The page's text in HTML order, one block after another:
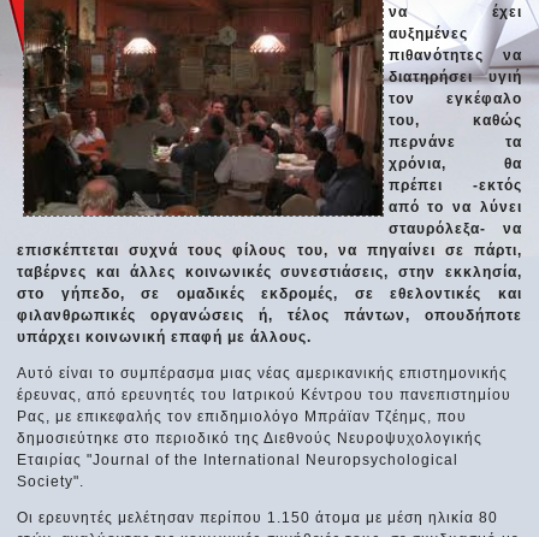
να έχει
αυξημένες
πιθανότητες να
διατηρήσει υγιή
τον εγκέφαλο
του, καθώς
περνάνε τα
χρόνια, θα
πρέπει -εκτός
από το να λύνει
σταυρόλεξα- να
επισκέπτεται συχνά τους φίλους του, να πηγαίνει σε πάρτι,
ταβέρνες και άλλες κοινωνικές συνεστιάσεις, στην εκκλησία,
στο γήπεδο, σε ομαδικές εκδρομές, σε εθελοντικές και
φιλανθρωπικές οργανώσεις ή, τέλος πάντων, οπουδήποτε
υπάρχει κοινωνική επαφή με άλλους.
Αυτό είναι το συμπέρασμα μιας νέας αμερικανικής επιστημονικής
έρευνας, από ερευνητές του Ιατρικού Κέντρου του πανεπιστημίου
Ρας, με επικεφαλής τον επιδημιολόγο Μπράϊαν Τζέημς, που
δημοσιεύτηκε στο περιοδικό της Διεθνούς Νευροψυχολογικής
Εταιρίας "Journal of the International Neuropsychological
Society".
Οι ερευνητές μελέτησαν περίπου 1.150 άτομα με μέση ηλικία 80